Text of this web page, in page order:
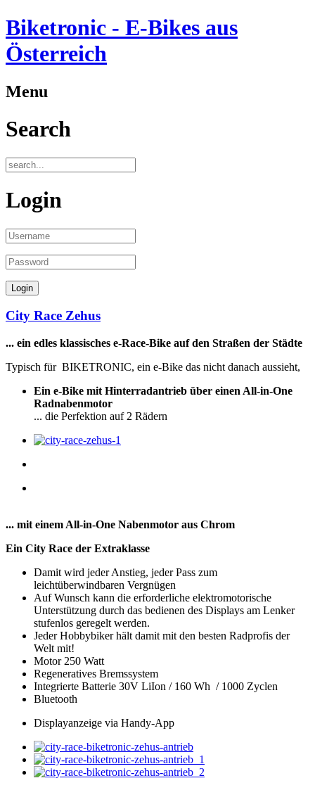
Biketronic - E-Bikes aus
Österreich
Menu
Search
Login
City Race Zehus
... ein edles klassisches e-Race-Bike auf den Straßen der Städte
Typisch für BIKETRONIC, ein e-Bike das nicht danach aussieht,
Ein e-Bike mit Hinterradantrieb über einen All-in-One
Radnabenmotor
... die Perfektion auf 2 Rädern
... mit einem All-in-One Nabenmotor aus Chrom
Ein City Race der Extraklasse
Damit wird jeder Anstieg, jeder Pass zum
leichtüberwindbaren Vergnügen
Auf Wunsch kann die erforderliche elektromotorische
Unterstützung durch das bedienen des Displays am Lenker
stufenlos geregelt werden.
Jeder Hobbybiker hält damit mit den besten Radprofis der
Welt mit!
Motor 250 Watt
Regeneratives Bremssystem
Integrierte Batterie 30V LiIon / 160 Wh / 1000 Zyclen
Bluetooth
Displayanzeige via Handy-App